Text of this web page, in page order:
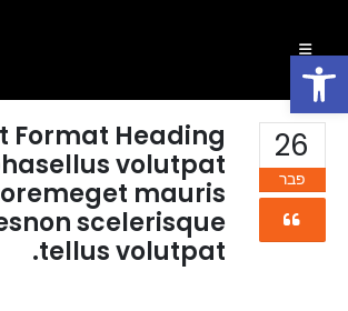
פתח סרגל נגישות
26
פבר
Format Heading
volutpat
mauris
scelerisque
tellus volutpat.